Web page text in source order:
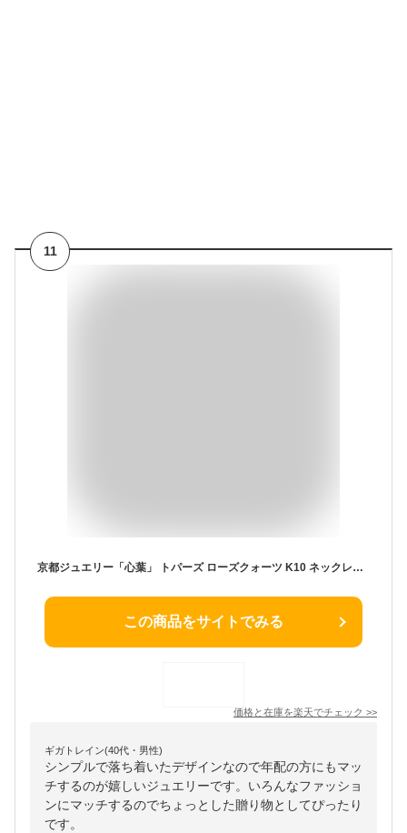
11
京都ジュエリー「心葉」 トパーズ ローズクォーツ K10 ネックレス おしゃれなひし形 ロゼンジカット 日本製 ブランド 宝石 お誕生日プレゼント 彼女 嫁 妻 誕生日 お祝い 結婚記念日 大人 女性 金 天然石 10金 キレイめ 20代 30代 40代 50代ピンク 楽天 母の日ギフト 2024
この商品をサイトでみる
価格と在庫を楽天でチェック >>
ギガトレイン(40代・男性)
シンプルで落ち着いたデザインなので年配の方にもマッ
チするのが嬉しいジュエリーです。いろんなファッショ
ンにマッチするのでちょっとした贈り物としてぴったり
です。